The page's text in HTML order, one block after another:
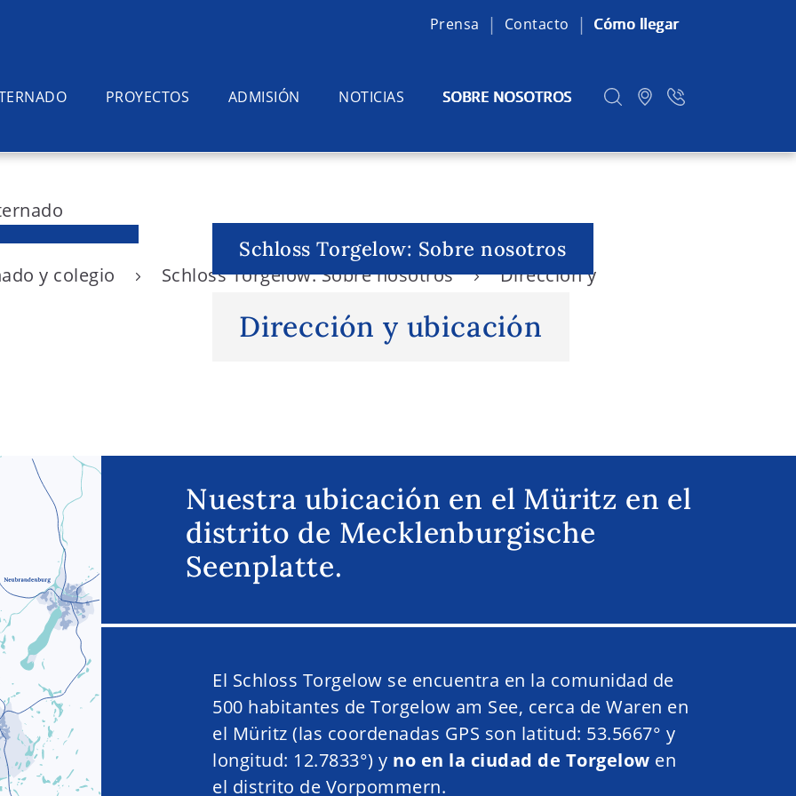
Prensa Contacto Cómo llegar
PROYECTOS ADMISIÓN NOTICIAS SOBRE NOSOTROS
Schloss Torgelow: Sobre nosotros
Dirección y ubicación
y colegio Schloss Torgelow: Sobre nosotros
Dirección y
Nuestra ubicación en el Müritz en el
distrito de Mecklenburgische
Seenplatte.
El Schloss Torgelow se encuentra en la comunidad de
500 habitantes de Torgelow am See, cerca de Waren en
el Müritz (las coordenadas GPS son latitud: 53.5667° y
longitud: 12.7833°) y no en la ciudad de Torgelow en
el distrito de Vorpommern.